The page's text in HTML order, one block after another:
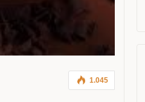
1.045